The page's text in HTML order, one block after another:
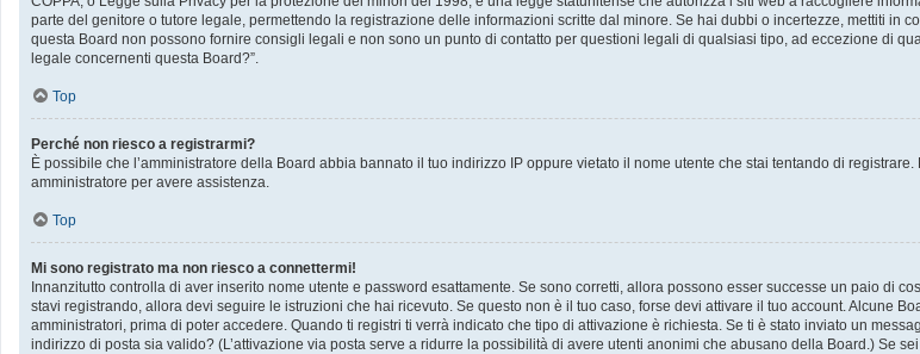
parte del genitore o tutore legale, permettendo la registrazione delle informazioni scritte dal minore. Se hai dubbi o incertezze, mettiti in
questa Board non possono fornire consigli legali e non sono un punto di contatto per questioni legali di qualsiasi tipo, ad eccezione di
legale concernenti questa Board?”.
Top
Perché non riesco a registrarmi?
È possibile che l’amministratore della Board abbia bannato il tuo indirizzo IP oppure vietato il nome utente che stai tentando di
amministratore per avere assistenza.
Top
Mi sono registrato ma non riesco a connettermi!
Innanzitutto controlla di aver inserito nome utente e password esattamente. Se sono corretti, allora possono esser successe un paio di
stavi registrando, allora devi seguire le istruzioni che hai ricevuto. Se questo non è il tuo caso, forse devi attivare il tuo account. Alcune
amministratori, prima di poter accedere. Quando ti registri ti verrà indicato che tipo di attivazione è richiesta. Se ti è stato inviato un
indirizzo di posta sia valido? (L’attivazione via posta serve a ridurre la possibilità di avere utenti anonimi che abusano della Board.) Se